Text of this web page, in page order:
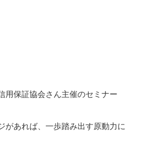
用保証協会さん主催のセミナー
があれば、一歩踏み出す原動力に